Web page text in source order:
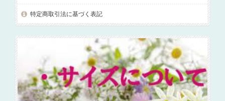
特定商取引法に基づく表記